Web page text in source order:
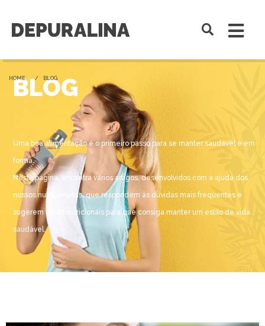
HOME BLOG
BLOG
Uma boa alimentação é o primeiro passo para se manter saudável e em
forma.
Nesta página, encontra vários artigos, desenvolvidos com a ajuda dos
nossos nutricionistas, que respondem às dúvidas mais frequentes e
sugerem dicas nutricionais para que consiga manter um estilo de vida
saudável.